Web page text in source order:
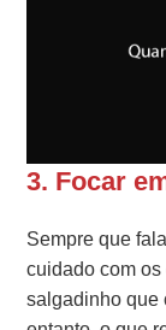
3. Focar
Sempre que
cuidado com
salgadinho que